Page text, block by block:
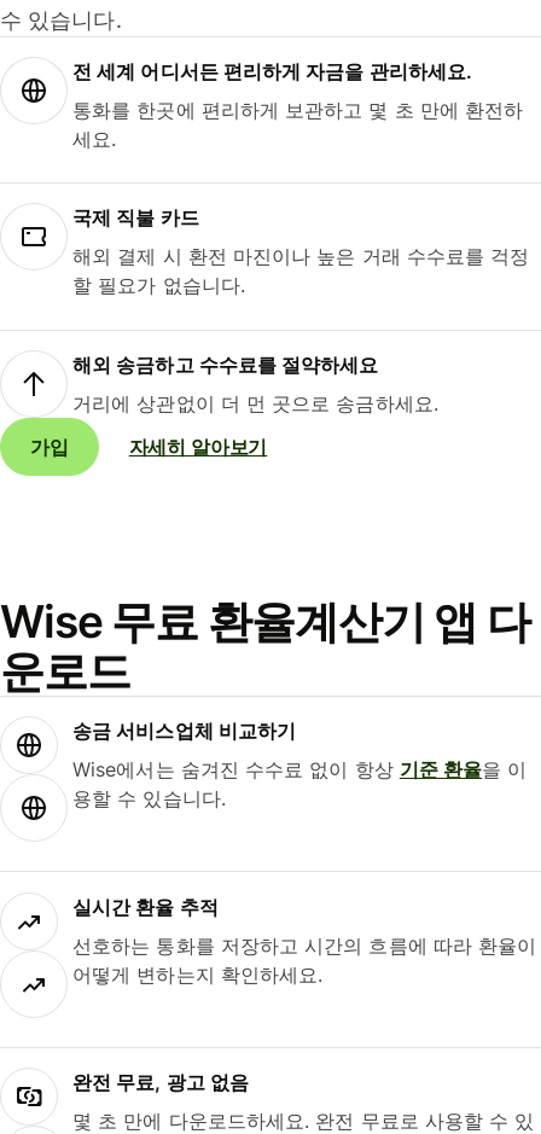
수 있습니다.
전 세계 어디서든 편리하게 자금을 관리하세요.
통화를 한곳에 편리하게 보관하고 몇 초 만에 환전하
세요.
국제 직불 카드
해외 결제 시 환전 마진이나 높은 거래 수수료를 걱정
할 필요가 없습니다.
해외 송금하고 수수료를 절약하세요
거리에 상관없이 더 먼 곳으로 송금하세요.
가입
자세히 알아보기
Wise 무료 환율계산기 앱 다
운로드
송금 서비스업체 비교하기
Wise에서는 숨겨진 수수료 없이 항상 기준 환율을 이
용할 수 있습니다.
실시간 환율 추적
선호하는 통화를 저장하고 시간의 흐름에 따라 환율이
어떻게 변하는지 확인하세요.
완전 무료, 광고 없음
몇 초 만에 다운로드하세요. 완전 무료로 사용할 수 있